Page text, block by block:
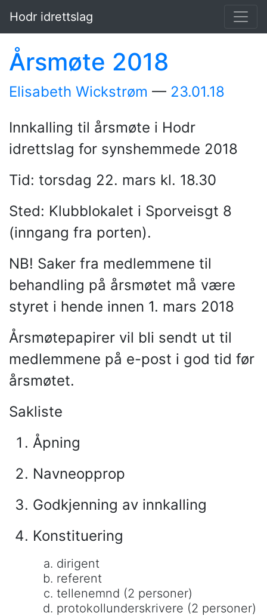
Hopp til hovedinnholdet
Hodr idrettslag
Årsmøte 2018
Elisabeth Wickstrøm 23.01.18
Innkalling til årsmøte i Hodr
idrettslag for synshemmede 2018
Tid: torsdag 22. mars kl. 18.30
Sted: Klubblokalet i Sporveisgt 8
(inngang fra porten).
NB! Saker fra medlemmene til
behandling på årsmøtet må være
styret i hende innen 1. mars 2018
Årsmøtepapirer vil bli sendt ut til
medlemmene på e-post i god tid før
årsmøtet.
Sakliste
Åpning
Navneopprop
Godkjenning av innkalling
Konstituering
dirigent
referent
tellenemnd (2 personer)
protokollunderskrivere (2 personer)